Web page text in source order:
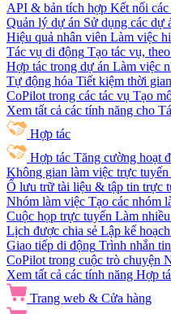
API & bản tích hợp Kết nối
Quản lý dự án Sử dụng các dự
Hiệu quả nhân viên Làm việc
Tác vụ di động Tạo tác vụ,
Hợp tác trong dự án Làm việc
Tự động hóa Tiết kiệm thời
CoPilot trong các tác vụ Tạo
Xem tất cả các tính năng cho
Hợp tác
Hợp tác Tăng cường hoạt
Không gian làm việc trực tuyến
Ổ lưu trữ tài liệu & tập tin trực
Nhóm làm việc Tạo các nhóm
Cuộc họp trực tuyến Làm
Lịch được chia sẻ Lập kế
Giao tiếp di động Trình nhắn
CoPilot trong cuộc trò chuyện
Xem tất cả các tính năng Hợp
Trang web & Cửa hàng